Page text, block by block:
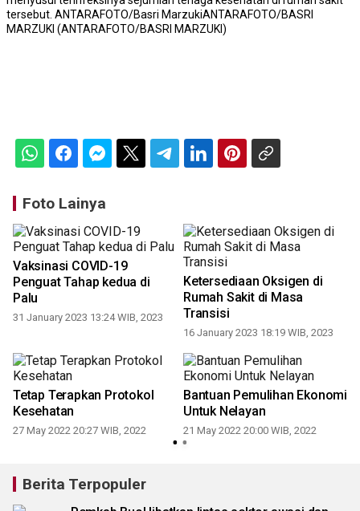
tersebut. ANTARAFOTO/Basri MarzukiANTARAFOTO/BASRI
MARZUKI (ANTARAFOTO/BASRI MARZUKI)
Foto Lainya
Vaksinasi COVID-19
Penguat Tahap kedua di
Palu
31 January 2023 13:24 WIB, 2023
Ketersediaan Oksigen di
Rumah Sakit di Masa
Transisi
16 January 2023 18:19 WIB, 2023
Tetap Terapkan Protokol
Kesehatan
27 May 2022 20:27 WIB, 2022
Bantuan Pemulihan Ekonomi
Untuk Nelayan
21 May 2022 20:00 WIB, 2022
Berita Terpopuler